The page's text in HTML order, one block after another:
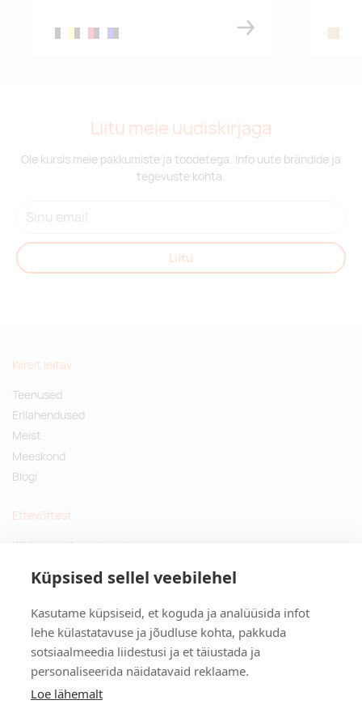
Küpsised sellel veebilehel
Kasutame küpsiseid, et koguda ja analüüsida infot
lehe külastatavuse ja jõudluse kohta, pakkuda
sotsiaalmeedia liidestusi ja et täiustada ja
personaliseerida näidatavaid reklaame.
Loe lähemalt
Liitu meie uudiskirjaga
Ole kursis meie pakkumiste ja toodetega. Info uute brändide ja
tegevuste kohta.
Liitu
Kiirelt leitav
Teenused
Erilahendused
Meist
Meeskond
Blogi
Ettevõttest
Küsimused ja vastused
Privaatsuspoliitika
Kontakt
Tulika põik 3, Tallinn
info@kinkston.ee
+372 6989 100